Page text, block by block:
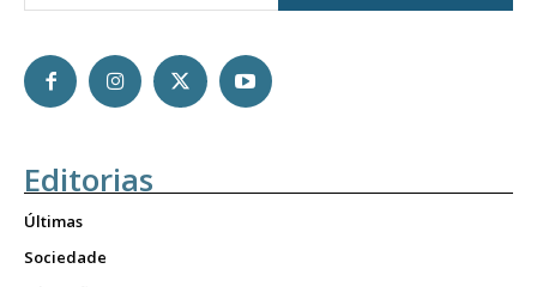
Editorias
Últimas
Sociedade